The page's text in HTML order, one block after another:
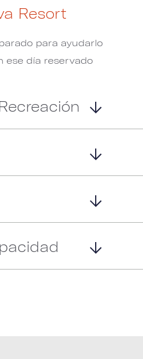
Resort
para ayudarlo
ese día reservado